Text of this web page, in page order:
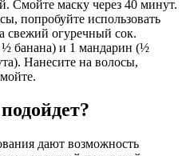
Смойте маску через 40 минут.
попробуйте использовать
свежий огуречный сок.
банана) и 1 мандарин (½
Нанесите на волосы,
дают возможность